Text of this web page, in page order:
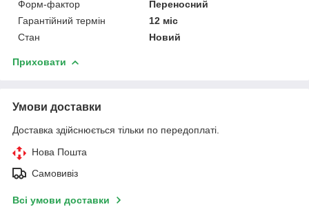
Форм-фактор
Переносний
Гарантійний термін
12 міс
Стан
Новий
Приховати
Умови доставки
Доставка здійснюється тільки по передоплаті.
Нова Пошта
Самовивіз
Всі умови доставки